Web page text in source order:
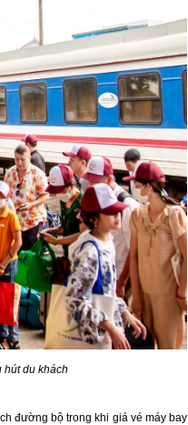
hút du khách
đường bộ trong khi giá vé máy bay